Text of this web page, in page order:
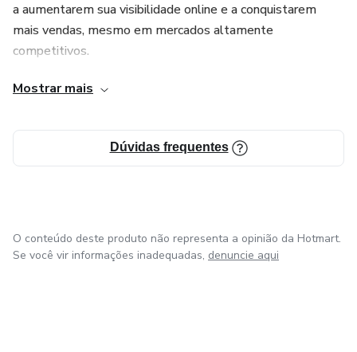
a aumentarem sua visibilidade online e a conquistarem
mais vendas, mesmo em mercados altamente
competitivos.
Apaixonado por transformar conhecimento técnico em
material com o objetivo de capacitar corretores a se
destacarem nos anúncios e venderem mais, usando os
Mostrar mais
Dúvidas frequentes
O conteúdo deste produto não representa a opinião da Hotmart.
Se você vir informações inadequadas, denuncie aqui